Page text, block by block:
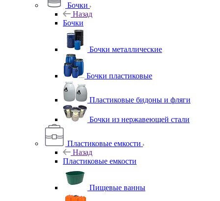
Бочки
Назад
Бочки
Бочки металлические
Бочки пластиковые
Пластиковые бидоны и фляги
Бочки из нержавеющей стали
Пластиковые емкости
Назад
Пластиковые емкости
Пищевые ванны